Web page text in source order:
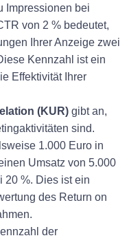
Impressionen bei
von 2 % bedeutet,
Ihrer Anzeige zwei
Kennzahl ist ein
Effektivität Ihrer
(KUR) gibt an,
sind.
1.000 Euro in
Umsatz von 5.000
20 %. Dies ist ein
des Return on
der